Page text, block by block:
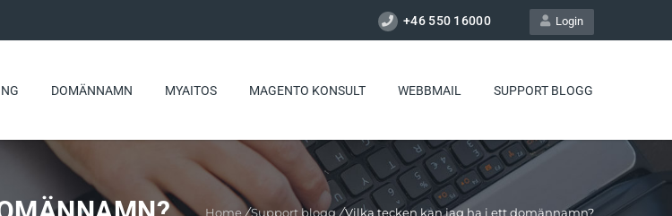
Login
+46 550 16000
DOMÄNNAMN MYAITOS MAGENTO KONSULT WEBBMAIL SUPPORT BLOGG
Home /Support blogg/Vilka tecken kan jag ha i ett domännamn?